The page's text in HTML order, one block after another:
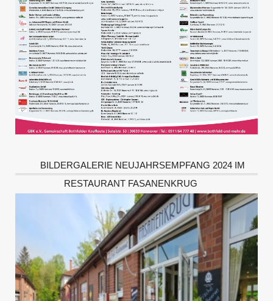
BILDERGALERIE NEUJAHRSEMPFANG 2024 IM
RESTAURANT FASANENKRUG